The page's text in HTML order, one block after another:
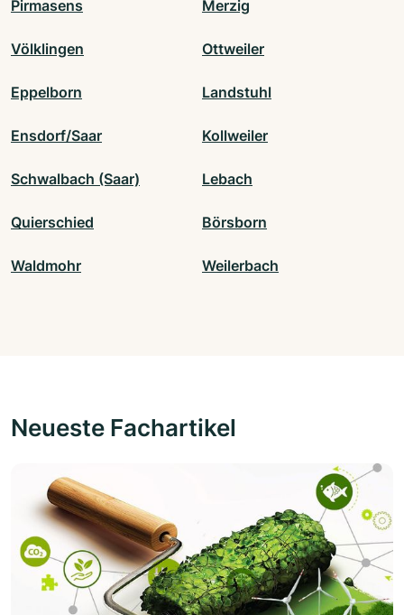
Pirmasens Merzig
Völklingen Ottweiler
Eppelborn Landstuhl
Ensdorf/Saar Kollweiler
Schwalbach (Saar) Lebach
Quierschied Börsborn
Waldmohr Weilerbach
Neueste Fachartikel